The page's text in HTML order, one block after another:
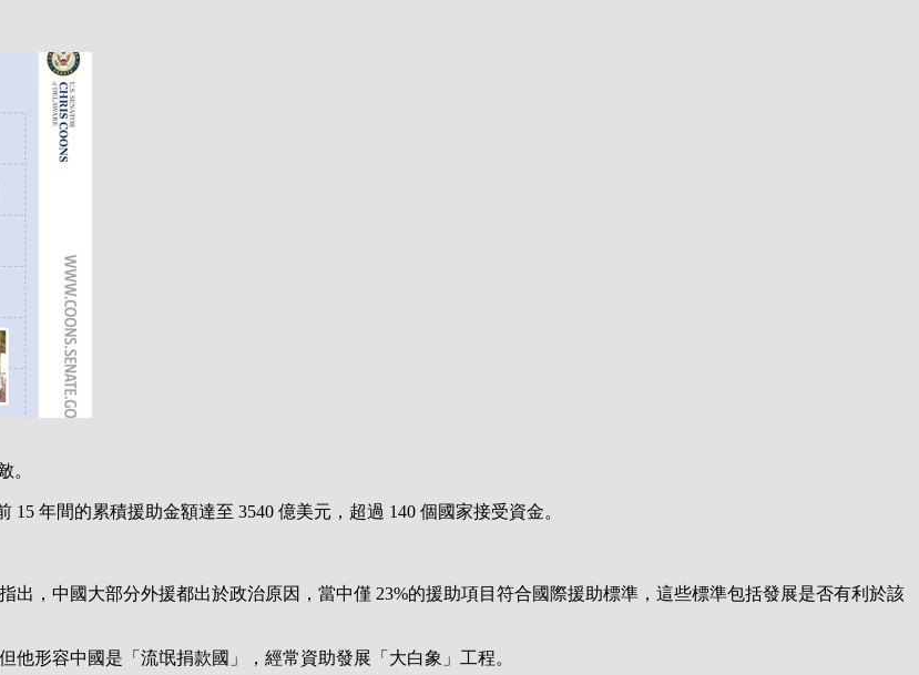
。
年間的累積援助金額達至 3540 億美元，超過 140 個國家接受資金。
出，中國大部分外援都出於政治原因，當中僅 23%的援助項目符合國際援助標準，這些標準包括發展是否有利於該
形容中國是「流氓捐款國」，經常資助發展「大白象」工程。